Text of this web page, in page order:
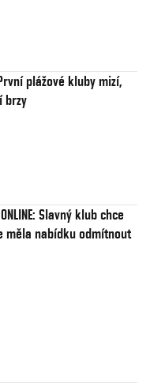
plážové kluby mizí,
brzy
Slavný klub chce
měla nabídku odmítnout